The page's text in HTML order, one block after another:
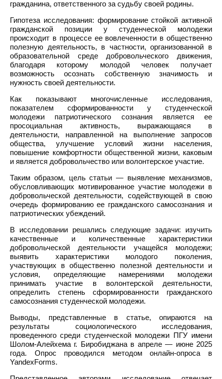
гражданина, ответственного за судьбу своей родины.
Гипотеза исследования: формирование стойкой активной
гражданской позиции у студенческой молодежи
происходит в процессе ее вовлеченности в общественно
полезную деятельность, в частности, организованной в
образовательной среде добровольческого движения,
благодаря которому молодой человек получает
возможность осознать собственную значимость и
нужность своей деятельности.
Как показывают многочисленные исследования,
показателем сформированности у студенческой
молодежи патриотического сознания является ее
просоциальная активность, выражающаяся в
деятельности, направленной на выполнение запросов
общества, улучшение условий жизни населения,
повышение комфортности общественной жизни, каковым
и является добровольчество или волонтерское участие.
Таким образом, цель статьи — выявление механизмов,
обусловливающих мотивированное участие молодежи в
добровольческой деятельности, содействующей в свою
очередь формированию ее гражданского самосознания и
патриотических убеждений.
В исследовании решались следующие задачи: изучить
качественные и количественные характеристики
добровольческой деятельности учащейся молодежи;
выявить характеристики молодого поколения,
участвующих в общественно полезной деятельности и
условия, определяющие намерениями молодежи
принимать участие в волонтерской деятельности,
определить степень сформированности гражданского
самосознания студенческой молодежи.
Выводы, представленные в статье, опираются на
результаты социологического исследования,
проведенного среди студенческой молодежи ПГУ имени
Шолом-Алейхема г. Биробиджана в апреле — июне 2025
года. Опрос проводился методом онлайн-опроса в
YandexForms.